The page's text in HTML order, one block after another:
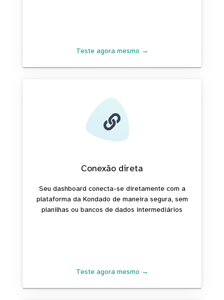
Teste agora mesmo →
Conexão direta
Seu dashboard conecta-se diretamente com a
plataforma da Kondado de maneira segura, sem
planilhas ou bancos de dados intermediários
Teste agora mesmo →